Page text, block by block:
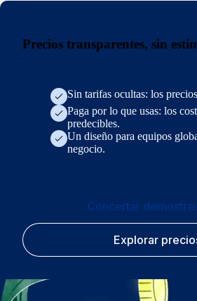
Precios transparentes, sin
Sin tarifas ocultas: los
Paga por lo que usas: los
predecibles.
Un diseño para equipos
negocio.
Concertar
Explorar